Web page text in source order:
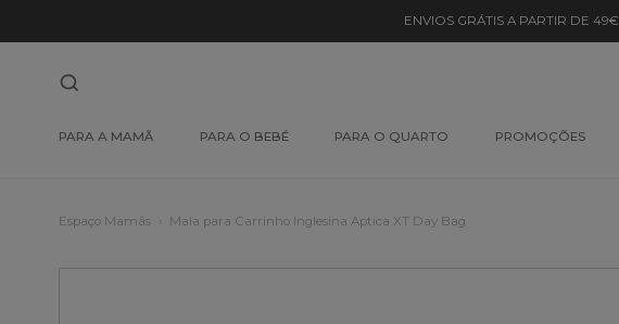
ENVIOS GRÁTIS A PARTIR DE 49€
PARA A MAMÃ PARA O BEBÉ PARA O QUARTO PROMOÇÕES
Espaço Mamãs Mala para Carrinho Inglesina Aptica XT Day Bag